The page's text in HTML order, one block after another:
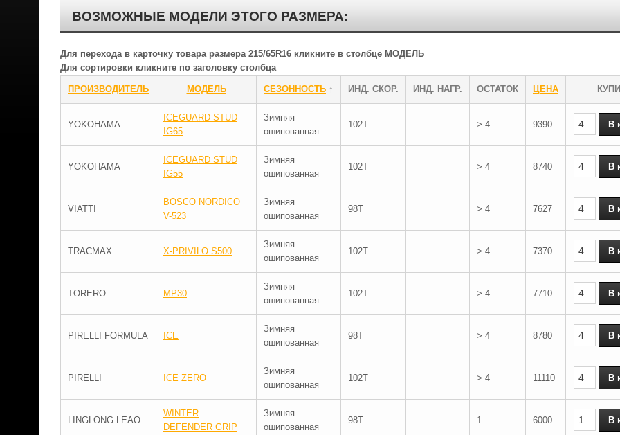
ВОЗМОЖНЫЕ МОДЕЛИ ЭТОГО РАЗМЕРА:
Для перехода в карточку товара размера 215/65R16 кликните в столбце МОДЕЛЬ
Для сортировки кликните по заголовку столбца
ПРОИЗВОДИТЕЛЬ МОДЕЛЬ СЕЗОННОСТЬ ↑ ИНД. СКОР. ИНД. НАГР. ОСТАТОК ЦЕНА
YOKOHAMA
ICEGUARD STUD
IG65
Зимняя
ошипованная
102T > 4 9390
YOKOHAMA
ICEGUARD STUD
IG55
Зимняя
ошипованная
102T > 4 8740
VIATTI
BOSCO NORDICO
V-523
Зимняя
ошипованная
98T > 4 7627
TRACMAX X-PRIVILO S500
Зимняя
ошипованная
102T > 4 7370
TORERO MP30
Зимняя
ошипованная
102T > 4 7710
PIRELLI FORMULA ICE
Зимняя
ошипованная
98T > 4 8780
PIRELLI ICE ZERO
Зимняя
ошипованная
102T > 4 11110
LINGLONG LEAO
WINTER
DEFENDER GRIP
Зимняя
ошипованная
98T 1 6000